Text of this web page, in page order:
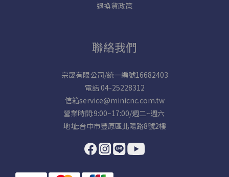
退換貨政策
聯絡我們
宗晟有限公司/統一編號16682403
電話 04-25228312
信箱service@minicnc.com.tw
營業時間:9:00~17:00/週二~週六
地址:台中市豐原區北陽路8號2樓